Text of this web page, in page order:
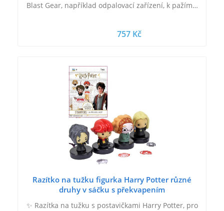
Blast Gear, například odpalovací zařízení, k pažím…
757 Kč
Razítko na tužku figurka Harry Potter různé
druhy v sáčku s překvapením
✨ Razítka na tužku s postavičkami Harry Potter, pro